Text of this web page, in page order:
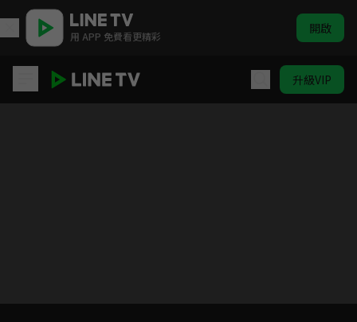
用 APP 免費看更精彩 開啟
升級VIP